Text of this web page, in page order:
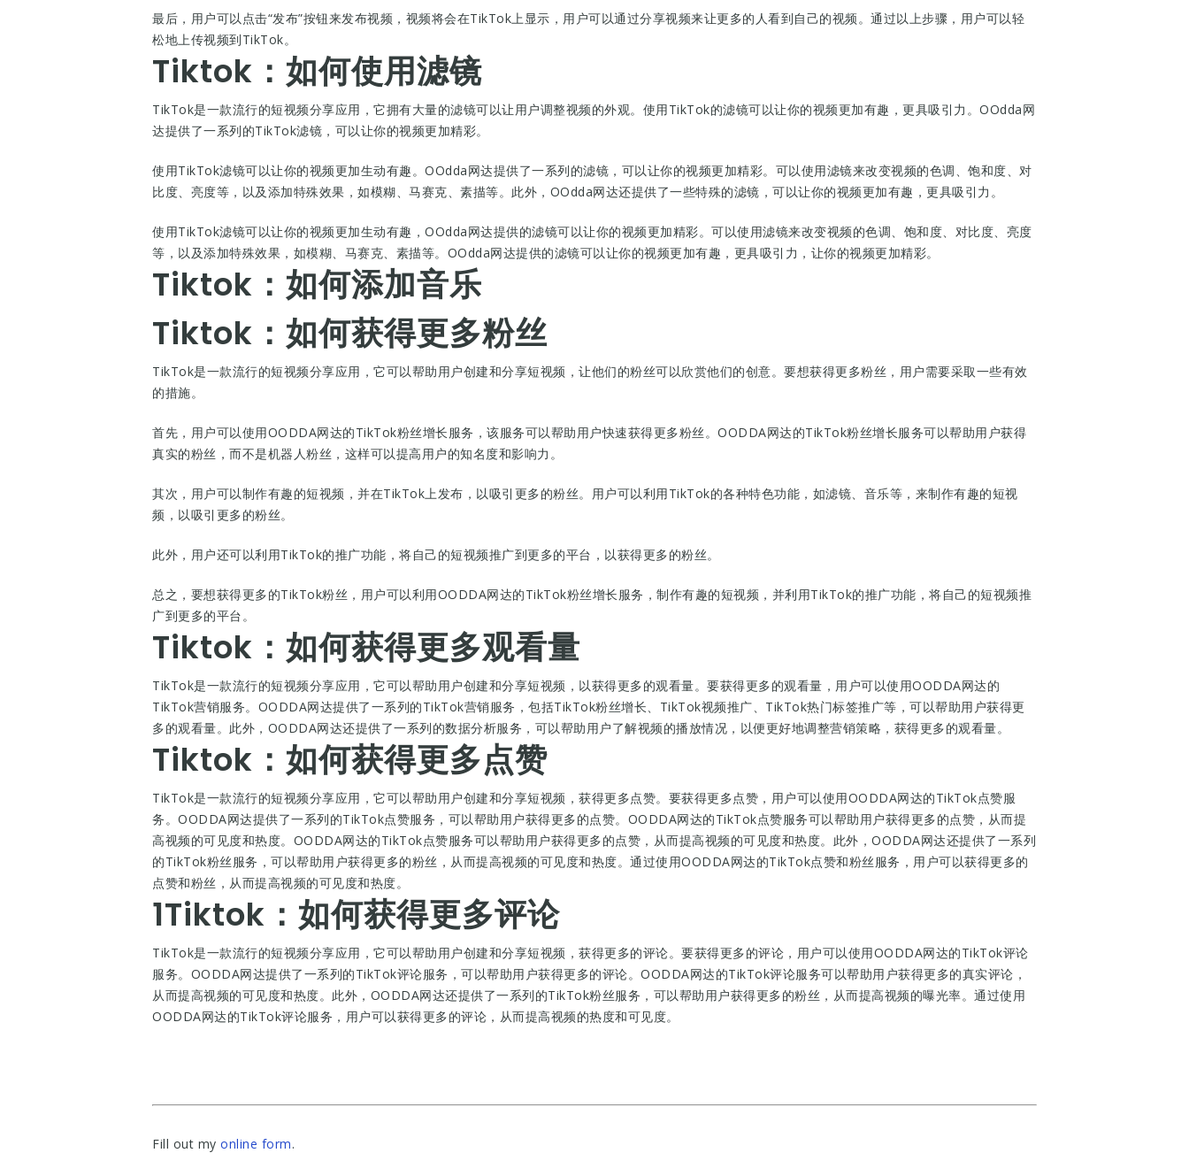
最后，用户可以点击“发布”按钮来发布视频，视频将会在TikTok上显示，用户可以通过分享视频来让更多的人看到自己的视频。通过以上步骤，用户可以轻
松地上传视频到TikTok。
Tiktok：如何使用滤镜
TikTok是一款流行的短视频分享应用，它拥有大量的滤镜可以让用户调整视频的外观。使用TikTok的滤镜可以让你的视频更加有趣，更具吸引力。OOdda网
达提供了一系列的TikTok滤镜，可以让你的视频更加精彩。
使用TikTok滤镜可以让你的视频更加生动有趣。OOdda网达提供了一系列的滤镜，可以让你的视频更加精彩。可以使用滤镜来改变视频的色调、饱和度、对
比度、亮度等，以及添加特殊效果，如模糊、马赛克、素描等。此外，OOdda网达还提供了一些特殊的滤镜，可以让你的视频更加有趣，更具吸引力。
使用TikTok滤镜可以让你的视频更加生动有趣，OOdda网达提供的滤镜可以让你的视频更加精彩。可以使用滤镜来改变视频的色调、饱和度、对比度、亮度
等，以及添加特殊效果，如模糊、马赛克、素描等。OOdda网达提供的滤镜可以让你的视频更加有趣，更具吸引力，让你的视频更加精彩。
Tiktok：如何添加音乐
Tiktok：如何获得更多粉丝
TikTok是一款流行的短视频分享应用，它可以帮助用户创建和分享短视频，让他们的粉丝可以欣赏他们的创意。要想获得更多粉丝，用户需要采取一些有效
的措施。
首先，用户可以使用OODDA网达的TikTok粉丝增长服务，该服务可以帮助用户快速获得更多粉丝。OODDA网达的TikTok粉丝增长服务可以帮助用户获得
真实的粉丝，而不是机器人粉丝，这样可以提高用户的知名度和影响力。
其次，用户可以制作有趣的短视频，并在TikTok上发布，以吸引更多的粉丝。用户可以利用TikTok的各种特色功能，如滤镜、音乐等，来制作有趣的短视
频，以吸引更多的粉丝。
此外，用户还可以利用TikTok的推广功能，将自己的短视频推广到更多的平台，以获得更多的粉丝。
总之，要想获得更多的TikTok粉丝，用户可以利用OODDA网达的TikTok粉丝增长服务，制作有趣的短视频，并利用TikTok的推广功能，将自己的短视频推
广到更多的平台。
Tiktok：如何获得更多观看量
TikTok是一款流行的短视频分享应用，它可以帮助用户创建和分享短视频，以获得更多的观看量。要获得更多的观看量，用户可以使用OODDA网达的
TikTok营销服务。OODDA网达提供了一系列的TikTok营销服务，包括TikTok粉丝增长、TikTok视频推广、TikTok热门标签推广等，可以帮助用户获得更
多的观看量。此外，OODDA网达还提供了一系列的数据分析服务，可以帮助用户了解视频的播放情况，以便更好地调整营销策略，获得更多的观看量。
Tiktok：如何获得更多点赞
TikTok是一款流行的短视频分享应用，它可以帮助用户创建和分享短视频，获得更多点赞。要获得更多点赞，用户可以使用OODDA网达的TikTok点赞服
务。OODDA网达提供了一系列的TikTok点赞服务，可以帮助用户获得更多的点赞。OODDA网达的TikTok点赞服务可以帮助用户获得更多的点赞，从而提
高视频的可见度和热度。OODDA网达的TikTok点赞服务可以帮助用户获得更多的点赞，从而提高视频的可见度和热度。此外，OODDA网达还提供了一系列
的TikTok粉丝服务，可以帮助用户获得更多的粉丝，从而提高视频的可见度和热度。通过使用OODDA网达的TikTok点赞和粉丝服务，用户可以获得更多的
点赞和粉丝，从而提高视频的可见度和热度。
1Tiktok：如何获得更多评论
TikTok是一款流行的短视频分享应用，它可以帮助用户创建和分享短视频，获得更多的评论。要获得更多的评论，用户可以使用OODDA网达的TikTok评论
服务。OODDA网达提供了一系列的TikTok评论服务，可以帮助用户获得更多的评论。OODDA网达的TikTok评论服务可以帮助用户获得更多的真实评论，
从而提高视频的可见度和热度。此外，OODDA网达还提供了一系列的TikTok粉丝服务，可以帮助用户获得更多的粉丝，从而提高视频的曝光率。通过使用
OODDA网达的TikTok评论服务，用户可以获得更多的评论，从而提高视频的热度和可见度。
Fill out my online form.